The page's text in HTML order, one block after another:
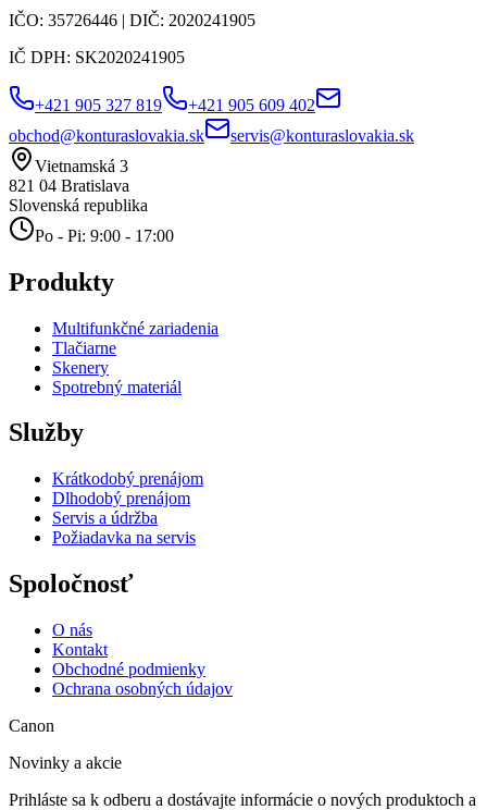
IČO: 35726446 | DIČ: 2020241905
IČ DPH: SK2020241905
+421 905 327 819
+421 905 609 402
obchod@konturaslovakia.sk
servis@konturaslovakia.sk
Vietnamská 3
821 04 Bratislava
Slovenská republika
Po - Pi: 9:00 - 17:00
Produkty
Multifunkčné zariadenia
Tlačiarne
Skenery
Spotrebný materiál
Služby
Krátkodobý prenájom
Dlhodobý prenájom
Servis a údržba
Požiadavka na servis
Spoločnosť
O nás
Kontakt
Obchodné podmienky
Ochrana osobných údajov
Canon
Novinky a akcie
Prihláste sa k odberu a dostávajte informácie o nových produktoch a